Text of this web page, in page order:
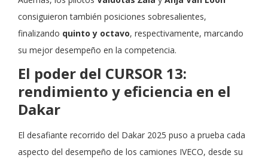
consiguieron también posiciones sobresalientes,
finalizando quinto y octavo, respectivamente, marcando
su mejor desempeño en la competencia.
El poder del CURSOR 13:
rendimiento y eficiencia en el
Dakar
El desafiante recorrido del Dakar 2025 puso a prueba cada
aspecto del desempeño de los camiones IVECO, desde su